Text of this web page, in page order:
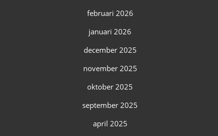
februari 2026
januari 2026
december 2025
november 2025
oktober 2025
september 2025
april 2025